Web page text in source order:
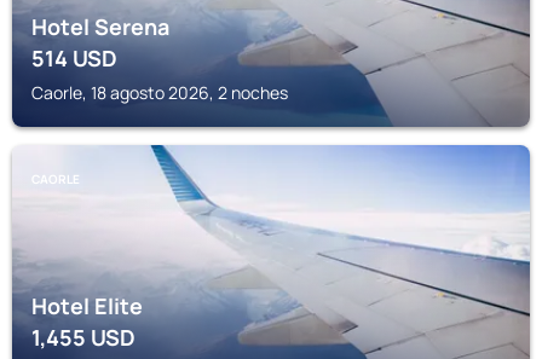
Hotel Serena
514USD
Caorle, 18 agosto 2026, 2 noches
CAORLE
Hotel Elite
1,455USD